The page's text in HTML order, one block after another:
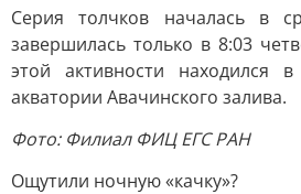
Серия толчков началась в
завершилась только в 8:03
этой активности
акватории Авачинского залива.
Фото: Филиал ФИЦ ЕГС РАН
Ощутили ночную «качку»?